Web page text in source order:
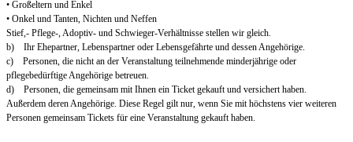
• Großeltern und Enkel
• Onkel und Tanten, Nichten und Neffen
Stief,- Pflege-, Adoptiv- und Schwieger-Verhältnisse stellen wir gleich.
b) Ihr Ehepartner, Lebenspartner oder Lebensgefährte und dessen Angehörige.
c) Personen, die nicht an der Veranstaltung teilnehmende minderjährige oder
pflegebedürftige Angehörige betreuen.
d) Personen, die gemeinsam mit Ihnen ein Ticket gekauft und versichert haben.
Außerdem deren Angehörige. Diese Regel gilt nur, wenn Sie mit höchstens vier weiteren
Personen gemeinsam Tickets für eine Veranstaltung gekauft haben.